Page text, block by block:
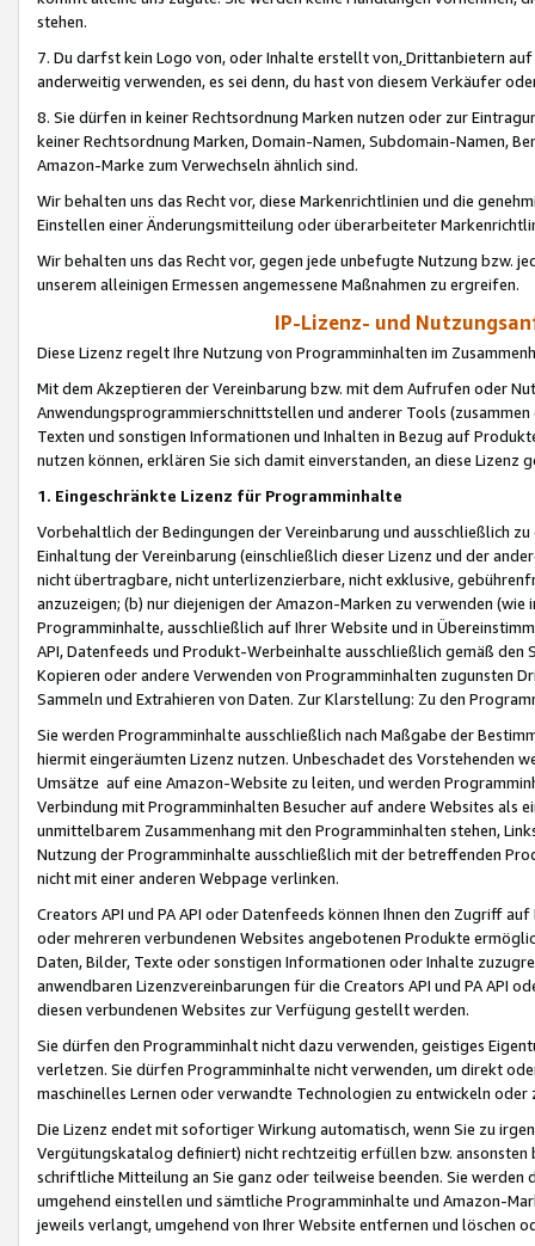
stehen.
7. Du darfst kein Logo von, oder Inhalte erstellt von,Drittanbietern auf
anderweitig verwenden, es sei denn, du hast von diesem Verkäufer
8. Sie dürfen in keiner Rechtsordnung Marken nutzen oder zur
keiner Rechtsordnung Marken, Domain-Namen, Subdomain-Namen,
Amazon-Marke zum Verwechseln ähnlich sind.
Wir behalten uns das Recht vor, diese Markenrichtlinien und die
Einstellen einer Änderungsmitteilung oder überarbeiteter
Wir behalten uns das Recht vor, gegen jede unbefugte Nutzung bzw.
unserem alleinigen Ermessen angemessene Maßnahmen zu ergreifen.
IP-Lizenz- und
Diese Lizenz regelt Ihre Nutzung von Programminhalten im
Mit dem Akzeptieren der Vereinbarung bzw. mit dem Aufrufen oder
Anwendungsprogrammierschnittstellen und anderer Tools (zusammen
Texten und sonstigen Informationen und Inhalten in Bezug auf
nutzen können, erklären Sie sich damit einverstanden, an diese Lizenz
1. Eingeschränkte Lizenz für Programminhalte
Vorbehaltlich der Bedingungen der Vereinbarung und ausschließlich
Einhaltung der Vereinbarung (einschließlich dieser Lizenz und der
nicht übertragbare, nicht unterlizenzierbare, nicht exklusive,
anzuzeigen; (b) nur diejenigen der Amazon-Marken zu verwenden
Programminhalte, ausschließlich auf Ihrer Website und in
API, Datenfeeds und Produkt-Werbeinhalte ausschließlich gemäß
Kopieren oder andere Verwenden von Programminhalten zugunsten
Sammeln und Extrahieren von Daten. Zur Klarstellung: Zu den
Sie werden Programminhalte ausschließlich nach Maßgabe der
hiermit eingeräumten Lizenz nutzen. Unbeschadet des Vorstehenden
Umsätze auf eine Amazon-Website zu leiten, und werden
Verbindung mit Programminhalten Besucher auf andere Websites als
unmittelbarem Zusammenhang mit den Programminhalten stehen,
Nutzung der Programminhalte ausschließlich mit der betreffenden
nicht mit einer anderen Webpage verlinken.
Creators API und PA API oder Datenfeeds können Ihnen den Zugriff
oder mehreren verbundenen Websites angebotenen Produkte
Daten, Bilder, Texte oder sonstigen Informationen oder Inhalte
anwendbaren Lizenzvereinbarungen für die Creators API und PA API
diesen verbundenen Websites zur Verfügung gestellt werden.
Sie dürfen den Programminhalt nicht dazu verwenden, geistiges
verletzen. Sie dürfen Programminhalte nicht verwenden, um direkt
maschinelles Lernen oder verwandte Technologien zu entwickeln
Die Lizenz endet mit sofortiger Wirkung automatisch, wenn Sie zu
Vergütungskatalog definiert) nicht rechtzeitig erfüllen bzw. ansonsten
schriftliche Mitteilung an Sie ganz oder teilweise beenden. Sie werden
umgehend einstellen und sämtliche Programminhalte und Amazon-
jeweils verlangt, umgehend von Ihrer Website entfernen und löschen